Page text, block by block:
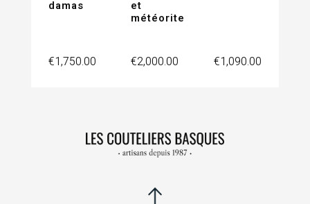
damas
Price
€1,750.00
et
météorite
Price
€2,000.00 Price
€1,090.00